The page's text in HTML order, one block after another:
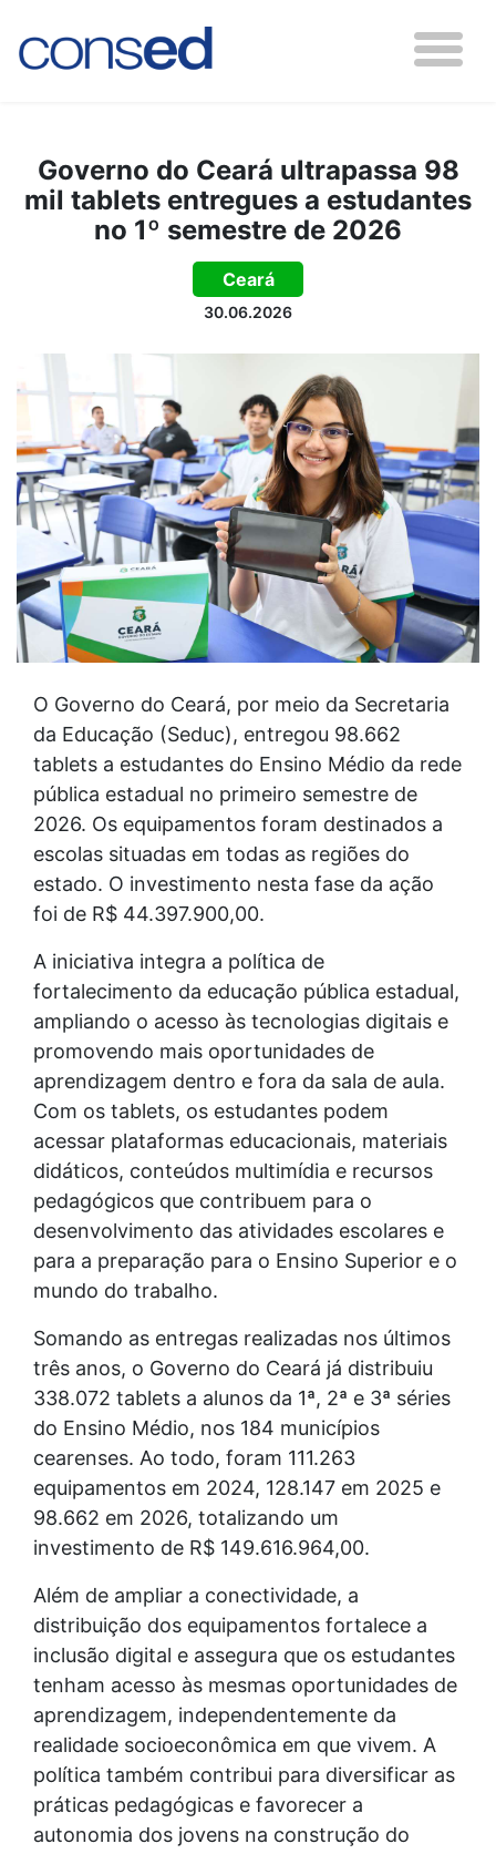
Governo do Ceará ultrapassa 98
mil tablets entregues a estudantes
no 1º semestre de 2026
Ceará
30.06.2026
O Governo do Ceará, por meio da Secretaria
da Educação (Seduc), entregou 98.662
tablets a estudantes do Ensino Médio da rede
pública estadual no primeiro semestre de
2026. Os equipamentos foram destinados a
escolas situadas em todas as regiões do
estado. O investimento nesta fase da ação
foi de R$ 44.397.900,00.
A iniciativa integra a política de
fortalecimento da educação pública estadual,
ampliando o acesso às tecnologias digitais e
promovendo mais oportunidades de
aprendizagem dentro e fora da sala de aula.
Com os tablets, os estudantes podem
acessar plataformas educacionais, materiais
didáticos, conteúdos multimídia e recursos
pedagógicos que contribuem para o
desenvolvimento das atividades escolares e
para a preparação para o Ensino Superior e o
mundo do trabalho.
Somando as entregas realizadas nos últimos
três anos, o Governo do Ceará já distribuiu
338.072 tablets a alunos da 1ª, 2ª e 3ª séries
do Ensino Médio, nos 184 municípios
cearenses. Ao todo, foram 111.263
equipamentos em 2024, 128.147 em 2025 e
98.662 em 2026, totalizando um
investimento de R$ 149.616.964,00.
Além de ampliar a conectividade, a
distribuição dos equipamentos fortalece a
inclusão digital e assegura que os estudantes
tenham acesso às mesmas oportunidades de
aprendizagem, independentemente da
realidade socioeconômica em que vivem. A
política também contribui para diversificar as
práticas pedagógicas e favorecer a
autonomia dos jovens na construção do